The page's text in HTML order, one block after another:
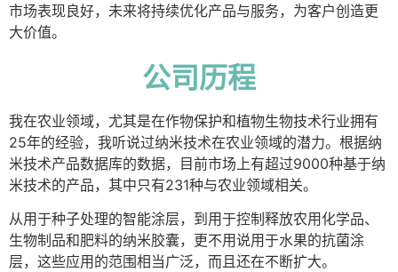
市场表现良好，未来将持续优化产品与服务，为客户创造更
大价值。
公司历程
我在农业领域，尤其是在作物保护和植物生物技术行业拥有
25年的经验，我听说过纳米技术在农业领域的潜力。根据纳
米技术产品数据库的数据，目前市场上有超过9000种基于纳
米技术的产品，其中只有231种与农业领域相关。
从用于种子处理的智能涂层，到用于控制释放农用化学品、
生物制品和肥料的纳米胶囊，更不用说用于水果的抗菌涂
层，这些应用的范围相当广泛，而且还在不断扩大。